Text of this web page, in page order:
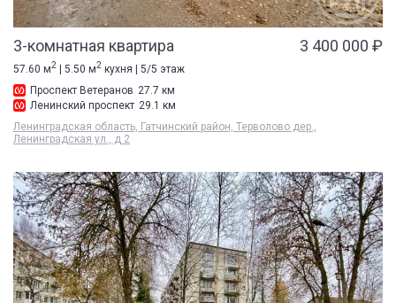
3-комнатная квартира 3 400 000 ₽
57.60 м2 | 5.50 м2 кухня | 5/5 этаж
Проспект Ветеранов 27.7 км
Ленинский проспект 29.1 км
Ленинградская область, Гатчинский район, Терволово дер.,
Ленинградская ул., д 2